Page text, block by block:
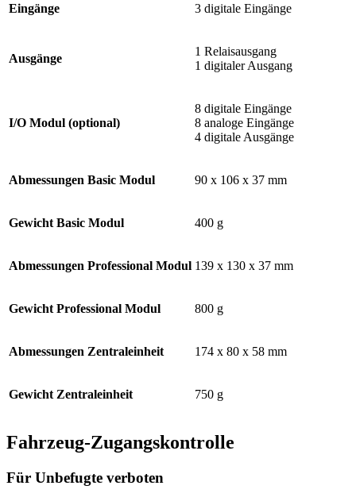
Eingänge 3 digitale Eingänge
Ausgänge
1 Relaisausgang
1 digitaler Ausgang
I/O Modul (optional)
8 digitale Eingänge
8 analoge Eingänge
4 digitale Ausgänge
Abmessungen Basic Modul 90 x 106 x 37 mm
Gewicht Basic Modul 400 g
Abmessungen Professional Modul 139 x 130 x 37 mm
Gewicht Professional Modul 800 g
Abmessungen Zentraleinheit 174 x 80 x 58 mm
Gewicht Zentraleinheit 750 g
Fahrzeug-Zugangskontrolle
Für Unbefugte verboten